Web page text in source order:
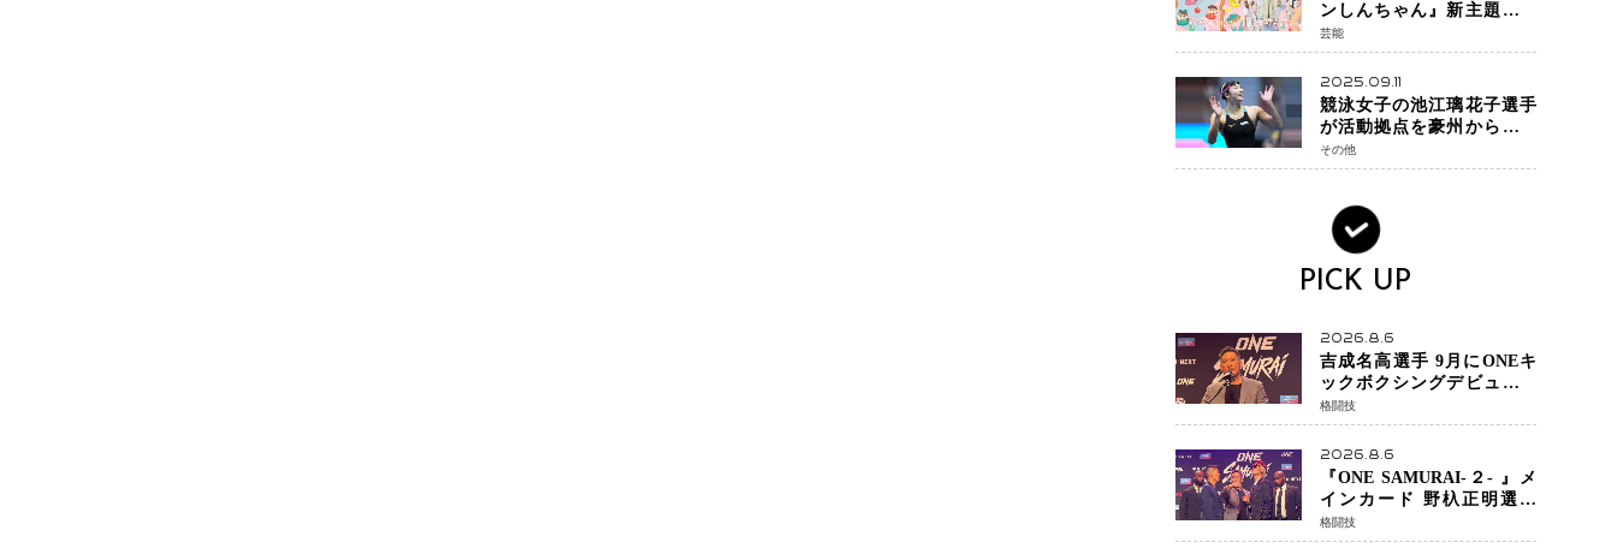
ンしんちゃん』新主題歌を
担当
芸能
2025.09.11
競泳女子の池江璃花子選手
が活動拠点を豪州から日本
へ！ 豪州での挑戦を糧に、
28年ロサンゼルス五輪へ再
その他
PICK UP
2026.8.6
吉成名高選手 9月にONEキ
ックボクシングデビュー決
定 チャトリCEOがサプライ
ズ発表 2カ月連続参戦へ
格闘技
2026.8.6
『ONE SAMURAI-２- 』メ
インカード 野杁正明選手
「彼を倒して勝つ」 リウ・
メンヤンとの因縁に決着へ
格闘技